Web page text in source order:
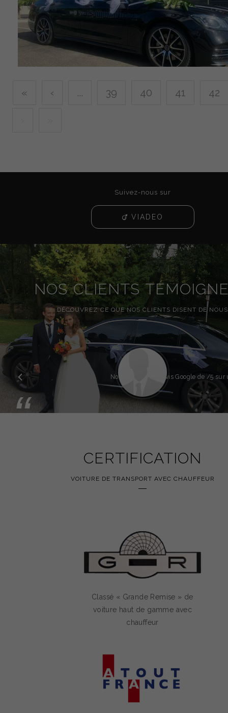
« ‹ ... 39 40 41 42
Suivez-nous sur
VIADEO
NOS CLIENTS
DÉCOUVREZ CE QUE NOS CLIENTS DISENT DE NOUS
“
Note globale des avis Google de /5 sur
Précédent
CERTIFICATION
VOITURE DE TRANSPORT AVEC CHAUFFEUR
Classé « Grande Remise » de
voiture haut de gamme avec
chauffeur